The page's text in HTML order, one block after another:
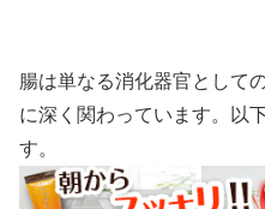
腸は単なる消化器官として
に深く関わっています。以
す。